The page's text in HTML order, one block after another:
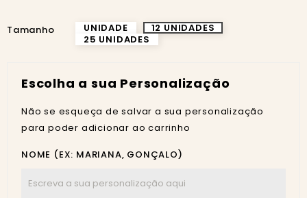
Tamanho UNIDADE
12 UNIDADES
25 UNIDADES
Escolha a sua Personalização
Não se esqueça de salvar a sua personalização
para poder adicionar ao carrinho
NOME (EX: MARIANA, GONÇALO)